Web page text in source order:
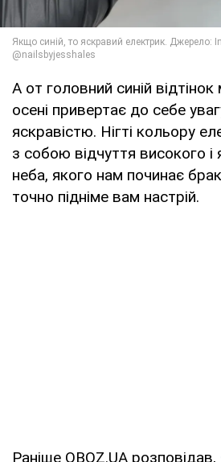
А от головний синій відтінок
осені привертає до себе
яскравістю. Нігті кольору
з собою відчуття високого і
неба, якого нам починає
точно підніме вам настрій.
Раніше OBOZ.UA розповідав,